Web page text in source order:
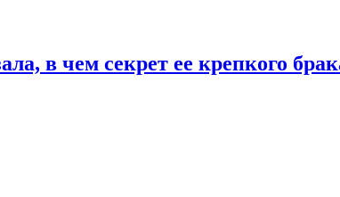
в чем секрет ее крепкого